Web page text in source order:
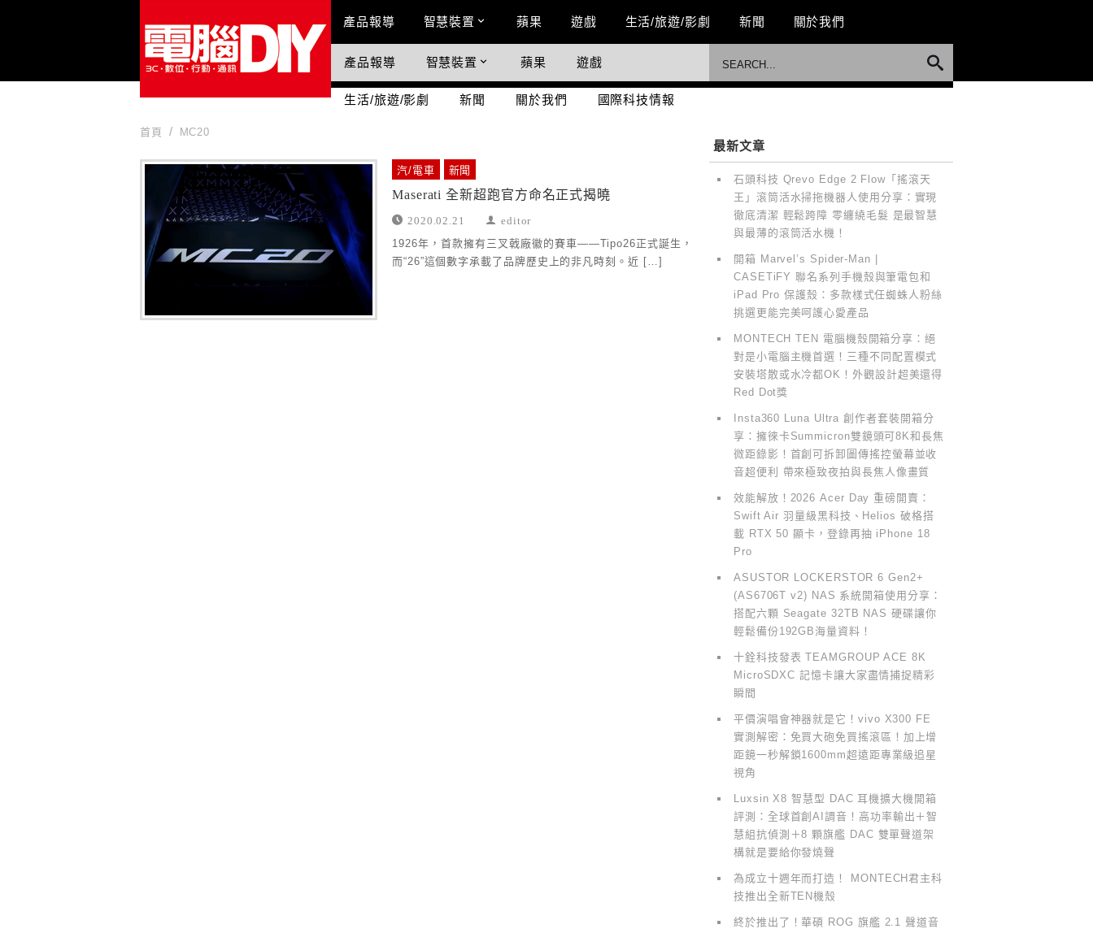
Main Menu
產品報導 智慧裝置 蘋果 遊戲 生活/旅遊/影劇 新聞 關於我們
國際科技情報
產品報導 智慧裝置 蘋果 遊戲
生活/旅遊/影劇 新聞 關於我們 國際科技情報
首頁 MC20
汽/電車 新聞
Maserati 全新超跑官方命名正式揭曉
2020.02.21 editor
1926年，首款擁有三叉戟廠徽的賽車——Tipo26正式誕生，
而“26”這個數字承載了品牌歷史上的非凡時刻。近 […]
最新文章
石頭科技 Qrevo Edge 2 Flow「搖滾天
王」滾筒活水掃拖機器人使用分享：實現
徹底清潔 輕鬆跨障 零纏繞毛髮 是最智慧
與最薄的滾筒活水機！
開箱 Marvel’s Spider-Man |
CASETiFY 聯名系列手機殼與筆電包和
iPad Pro 保護殼：多款樣式任蜘蛛人粉絲
挑選更能完美呵護心愛產品
MONTECH TEN 電腦機殼開箱分享：絕
對是小電腦主機首選！三種不同配置模式
安裝塔散或水冷都OK！外觀設計超美還得
Red Dot獎
Insta360 Luna Ultra 創作者套裝開箱分
享：擁徠卡Summicron雙鏡頭可8K和長焦
微距錄影！首創可拆卸圖傳搖控螢幕並收
音超便利 帶來極致夜拍與長焦人像畫質
效能解放！2026 Acer Day 重磅開賣：
Swift Air 羽量級黑科技、Helios 破格搭
載 RTX 50 顯卡，登錄再抽 iPhone 18
Pro
ASUSTOR LOCKERSTOR 6 Gen2+
(AS6706T v2) NAS 系統開箱使用分享：
搭配六顆 Seagate 32TB NAS 硬碟讓你
輕鬆備份192GB海量資料！
十銓科技發表 TEAMGROUP ACE 8K
MicroSDXC 記憶卡讓大家盡情捕捉精彩
瞬間
平價演唱會神器就是它！vivo X300 FE
實測解密：免買大砲免買搖滾區！加上增
距鏡一秒解鎖1600mm超遠距專業級追星
視角
Luxsin X8 智慧型 DAC 耳機擴大機開箱
評測：全球首創AI調音！高功率輸出＋智
慧組抗偵測＋8 顆旗艦 DAC 雙單聲道架
構就是要給你發燒聲
為成立十週年而打造！ MONTECH君主科
技推出全新TEN機殼
終於推出了！華碩 ROG 旗艦 2.1 聲道音